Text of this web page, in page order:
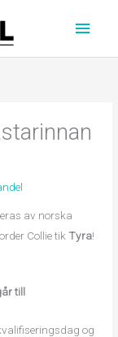
av norska
Collie tik Tyra!
till
og